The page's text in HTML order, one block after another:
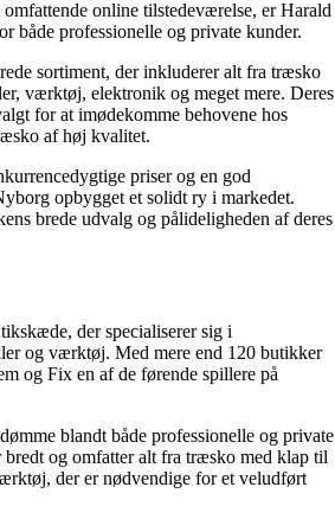
online tilstedeværelse, er Harald
både professionelle og private kunder.
sortiment, der inkluderer alt fra træsko
værktøj, elektronik og meget mere. Deres
for at imødekomme behovene hos
af høj kvalitet.
priser og en god
opbygget et solidt ry i markedet.
brede udvalg og pålideligheden af deres
der specialiserer sig i
og værktøj. Med mere end 120 butikker
og Fix en af de førende spillere på
blandt både professionelle og private
bredt og omfatter alt fra træsko med klap til
der er nødvendige for et veludført